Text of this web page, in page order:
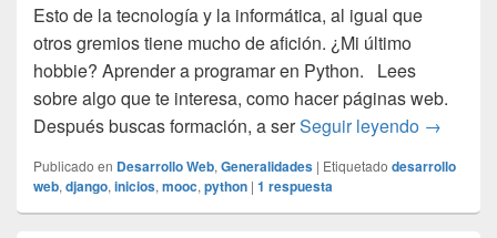
Esto de la tecnología y la informática, al igual que
otros gremios tiene mucho de afición. ¿Mi último
hobbie? Aprender a programar en Python. Lees
sobre algo que te interesa, como hacer páginas web.
Después buscas formación, a serSeguir leyendo Python
→
Publicado en Desarrollo Web, Generalidades | Etiquetado desarrollo
web, django, inicios, mooc, python | 1 respuesta